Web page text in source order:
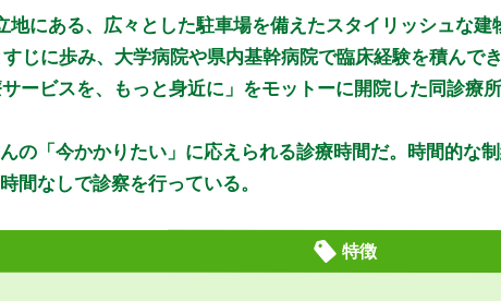
月月曜日 火
● ● ●
● ● ●
ます。
ず医療機関ホームページ、またはお電話にてご確認ください。
にある、広々とした駐車場を備えたスタイリッシュな
じに歩み、大学病院や県内基幹病院で臨床経験を積んで
ービスを、もっと身近に」をモットーに開院した同診
の「今かかりたい」に応えられる診療時間だ。時間的な
間なしで診察を行っている。
特徴